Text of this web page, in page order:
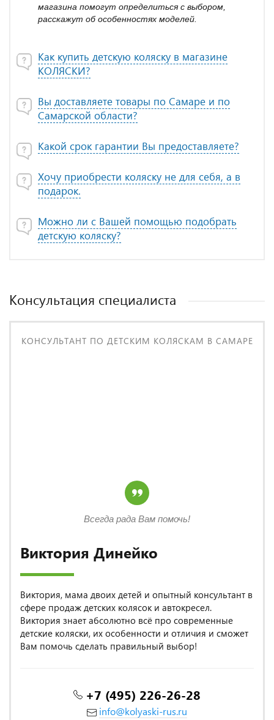
магазина помогут определиться с выбором,
расскажут об особенностях моделей.
Как купить детскую коляску в магазине
КОЛЯСКИ?
Вы доставляете товары по Самаре и по
Самарской области?
Какой срок гарантии Вы предоставляете?
Хочу приобрести коляску не для себя, а в
подарок.
Можно ли с Вашей помощью подобрать
детскую коляску?
Консультация специалиста
КОНСУЛЬТАНТ ПО ДЕТСКИМ КОЛЯСКАМ В САМАРЕ
Виктория Динейко
Виктория, мама двоих детей и опытный консультант в
сфере продаж детских колясок и автокресел.
Виктория знает абсолютно всё про современные
детские коляски, их особенности и отличия и сможет
Вам помочь сделать правильный выбор!
+7 (495) 226-26-28
info@kolyaski-rus.ru
Всегда рада Вам помочь!